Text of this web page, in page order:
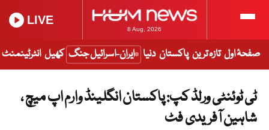
8 Aug, 2026
LIVE
صفحۂ اول تازہ ترین پاکستان دنیا ایران-اسرائیل جنگ کھیل انٹرٹینمنٹ
ٹی ٹوئنٹی ورلڈ کپ: پاکستان انگلینڈ وارم اپ میچ ،
شاہین آفریدی فٹ